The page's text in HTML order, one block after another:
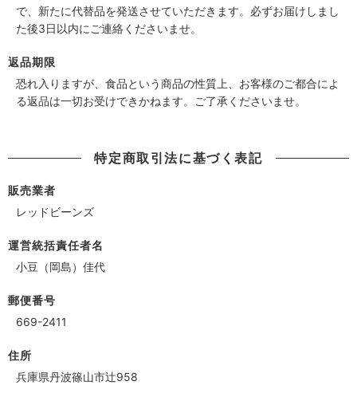
で、新たに代替品を発送させていただきます。必ずお届けしまし
た後3日以内にご連絡くださいませ。
返品期限
恐れ入りますが、食品という商品の性質上、お客様のご都合によ
る返品は一切お受けできかねます。ご了承くださいませ。
特定商取引法に基づく表記
販売業者
レッドビーンズ
運営統括責任者名
小豆（岡島）佳代
郵便番号
669-2411
住所
兵庫県丹波篠山市辻958